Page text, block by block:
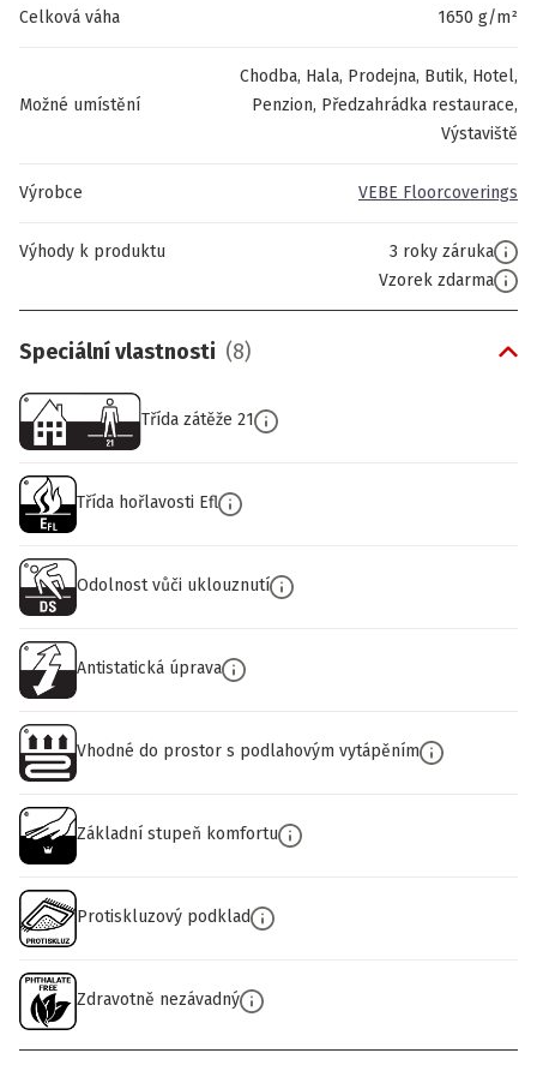
Celková váha 1650 g/m²
Možné umístění
Chodba, Hala, Prodejna, Butik, Hotel,
Penzion, Předzahrádka restaurace,
Výstaviště
Výrobce VEBE Floorcoverings
Výhody k produktu
3 roky záruka
Vzorek zdarma
Speciální vlastnosti (8)
Třída zátěže 21
Třída hořlavosti Efl
Odolnost vůči uklouznutí
Antistatická úprava
Vhodné do prostor s podlahovým vytápěním
Základní stupeň komfortu
Protiskluzový podklad
Zdravotně nezávadný